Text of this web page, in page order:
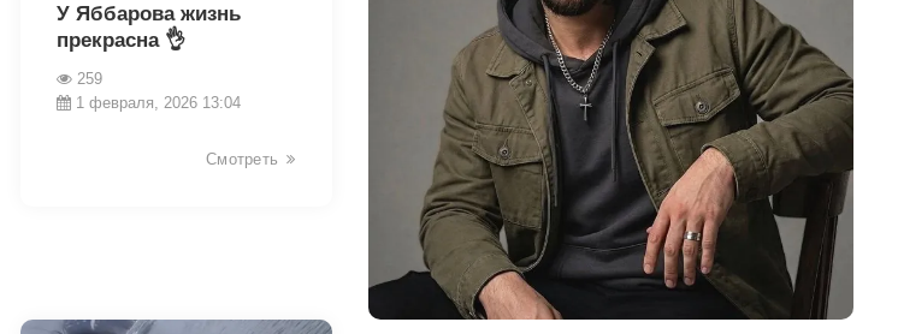
У Яббарова жизнь
прекрасна 👌
259
1 февраля, 2026 13:04
Смотреть